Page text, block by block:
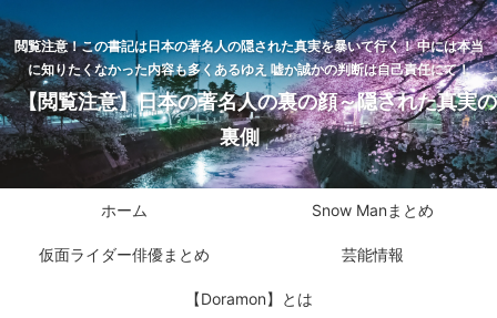
閲覧注意！この書記は日本の著名人の隠された真実を暴いて行く！ 中には本当
に知りたくなかった内容も多くあるゆえ 嘘か誠かの判断は自己責任にて！
【閲覧注意】日本の著名人の裏の顔～隠された真実の
裏側
ホーム Snow Manまとめ
仮面ライダー俳優まとめ 芸能情報
【Doramon】とは